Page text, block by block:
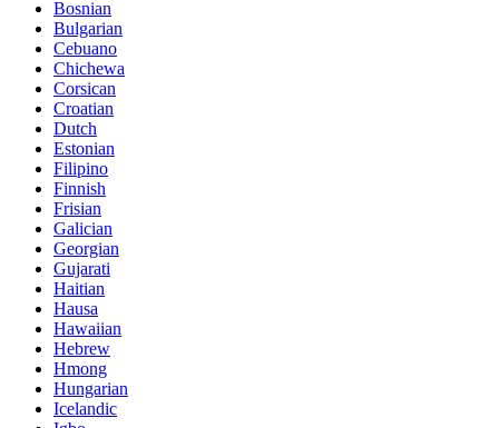
Bosnian
Bulgarian
Cebuano
Chichewa
Corsican
Croatian
Dutch
Estonian
Filipino
Finnish
Frisian
Galician
Georgian
Gujarati
Haitian
Hausa
Hawaiian
Hebrew
Hmong
Hungarian
Icelandic